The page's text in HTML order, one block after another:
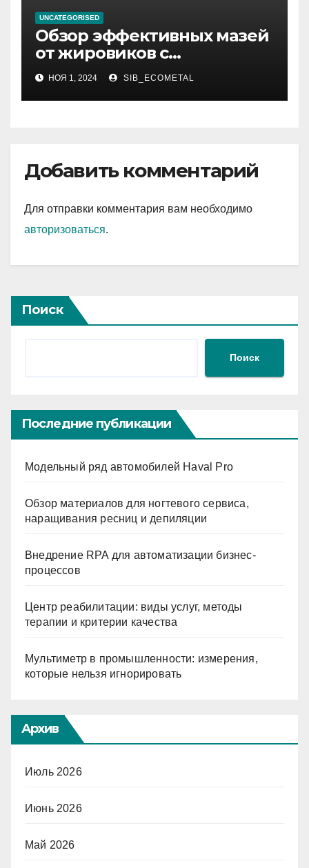
UNCATEGORISED
Обзор эффективных мазей
от жировиков с
рассасывающим эффектом
НОЯ 1, 2024 SIB_ECOMETAL
Добавить комментарий
Для отправки комментария вам необходимо
авторизоваться.
Поиск
Поиск
Последние публикации
Модельный ряд автомобилей Haval Pro
Обзор материалов для ногтевого сервиса,
наращивания ресниц и депиляции
Внедрение RPA для автоматизации бизнес-
процессов
Центр реабилитации: виды услуг, методы
терапии и критерии качества
Мультиметр в промышленности: измерения,
которые нельзя игнорировать
Архив
Июль 2026
Июнь 2026
Май 2026